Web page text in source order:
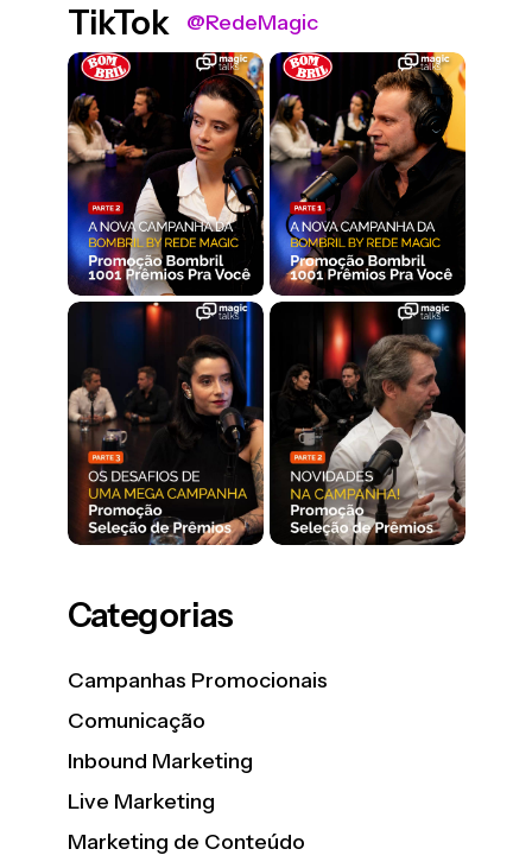
TikTok @RedeMagic
Categorias
Campanhas Promocionais
Comunicação
Inbound Marketing
Live Marketing
Marketing de Conteúdo